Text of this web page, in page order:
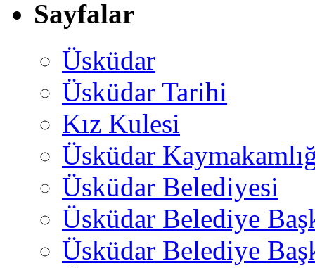
Sayfalar
Üsküdar
Üsküdar Tarihi
Kız Kulesi
Üsküdar
Üsküdar Belediyesi
Üsküdar Belediye
Üsküdar Belediye